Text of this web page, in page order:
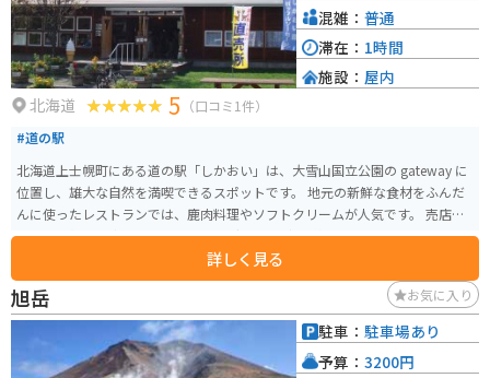
北海道 5 （口コミ1件）
#道の駅
北海道上士幌町にある道の駅「しかおい」は、大雪山国立公園の gateway に
位置し、雄大な自然を満喫できるスポットです。 地元の新鮮な食材をふんだ
んに使ったレストランでは、鹿肉料理やソフトクリームが人気です。 売店に
は、上士幌産の牛乳やチーズ、ヨーグルトなどの乳製品や、地元産の野菜や
果物が並びます。 特に、ブランド牛「十勝ハーブ牛」を使った商品はおすす
めです。 道の駅から眺める景色は素晴らしく、晴れた日には雄大な大雪連峰
を望むことができます。 周辺には、糠平湖やタウシュベツ川橋梁などの観光
スポットもあり、ドライブやツーリングの拠点としても最適です。 バイクツ
ーリングの場合、道の駅には広々とした駐車場が完備されているので安心で
す。 周辺の道路は、信号が少なく、景色も良いため、快適なツーリングを楽
詳しく見る
混雑： 普通
滞在： 1時間
施設： 屋内
旭岳 お気に入り
駐車： 駐車場あり
予算： 3200円